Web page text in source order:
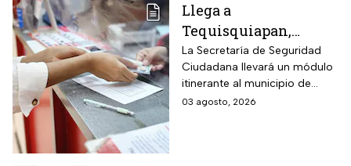
Llega a
Tequisquiapan,
Querétaro, unidad
móvil de licencia de
conducir este martes
4 de agosto: los cupos
La Secretaría de Seguridad
Ciudadana llevará un módulo
itinerante al municipio de
Tequisquiapan, en Querétaro,
03 agosto, 2026